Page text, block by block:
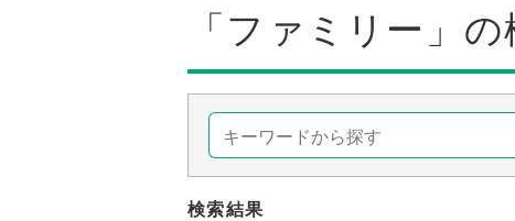
「ファミリー」
検索結果